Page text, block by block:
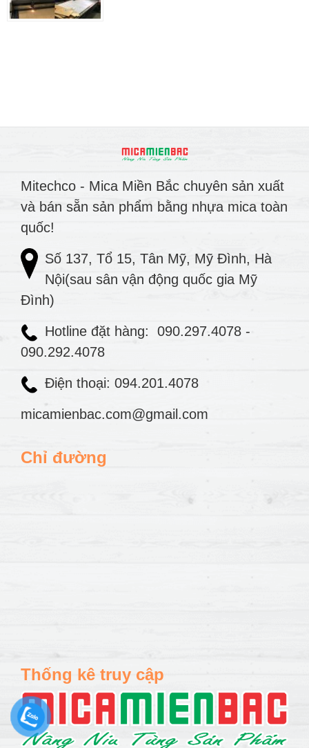
Mitechco - Mica Miền Bắc chuyên sản xuất
và bán sẵn sản phẩm bằng nhựa mica toàn
quốc!
Số 137, Tổ 15, Tân Mỹ, Mỹ Đình, Hà
Nội(sau sân vận động quốc gia Mỹ
Đình)
Hotline đặt hàng: 090.297.4078 -
090.292.4078
Điện thoại: 094.201.4078
micamienbac.com@gmail.com
Chỉ đường
Thống kê truy cập